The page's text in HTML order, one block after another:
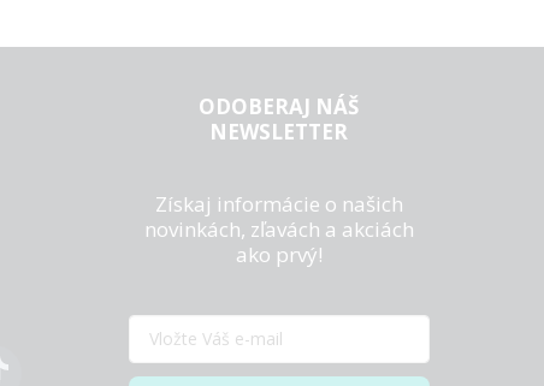
ODOBERAJ NÁŠ
NEWSLETTER
Získaj informácie o našich
novinkách, zľavách a akciách
ako prvý!